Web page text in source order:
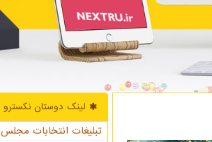
لینک دوستان نكسترو
تبلیغات انتخابات مجلس